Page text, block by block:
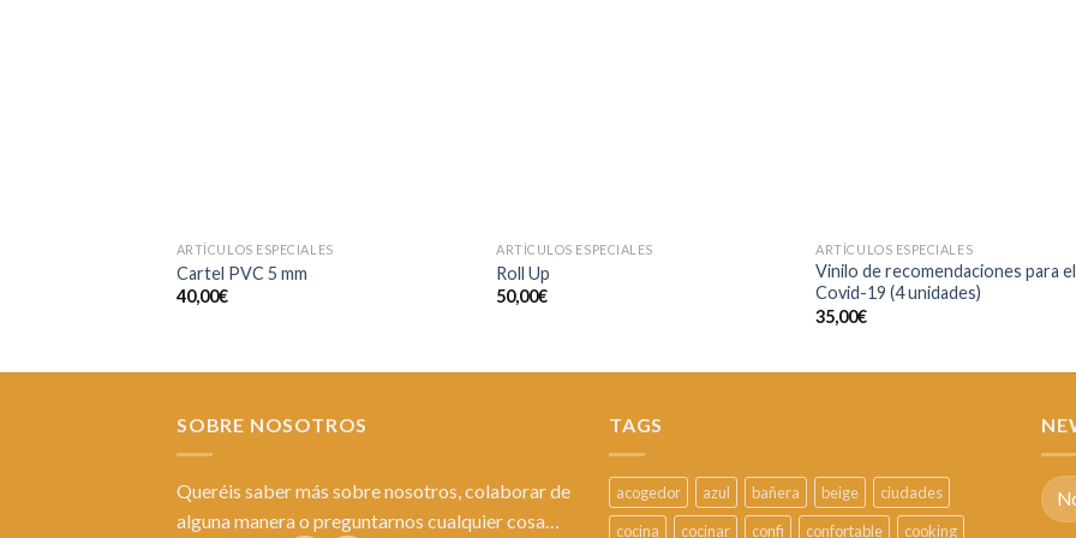
ARTÍCULOS ESPECIALES
Cartel PVC 5 mm
40,00€
ARTÍCULOS ESPECIALES
Roll Up
50,00€
ARTÍCULOS ESPECIALES
Vinilo de recomendaciones para el
Covid-19 (4 unidades)
35,00€
SOBRE NOSOTROS
Queréis saber más sobre nosotros, colaborar de
alguna manera o preguntarnos cualquier cosa…
TAGS
acogedor azul bañera beige
ciudades
cocina
cocinar confi confortable cooking